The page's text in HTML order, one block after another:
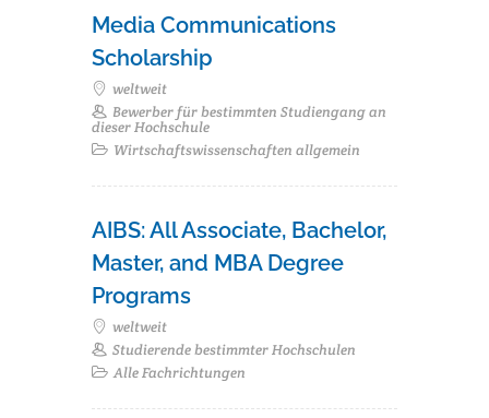
Media Communications
Scholarship
weltweit
Bewerber für bestimmten Studiengang an
dieser Hochschule
Wirtschaftswissenschaften allgemein
AIBS: All Associate, Bachelor,
Master, and MBA Degree
Programs
weltweit
Studierende bestimmter Hochschulen
Alle Fachrichtungen